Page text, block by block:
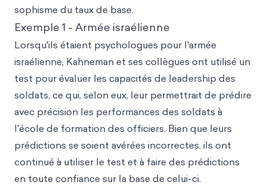
sophisme du taux de base.
Exemple 1 - Armée israélienne
Lorsqu'ils étaient psychologues pour l'armée
israélienne, Kahneman et ses collègues ont utilisé un
test pour évaluer les capacités de leadership des
soldats, ce qui, selon eux, leur permettrait de prédire
avec précision les performances des soldats à
l'école de formation des officiers. Bien que leurs
prédictions se soient avérées incorrectes, ils ont
continué à utiliser le test et à faire des prédictions
en toute confiance sur la base de celui-ci.